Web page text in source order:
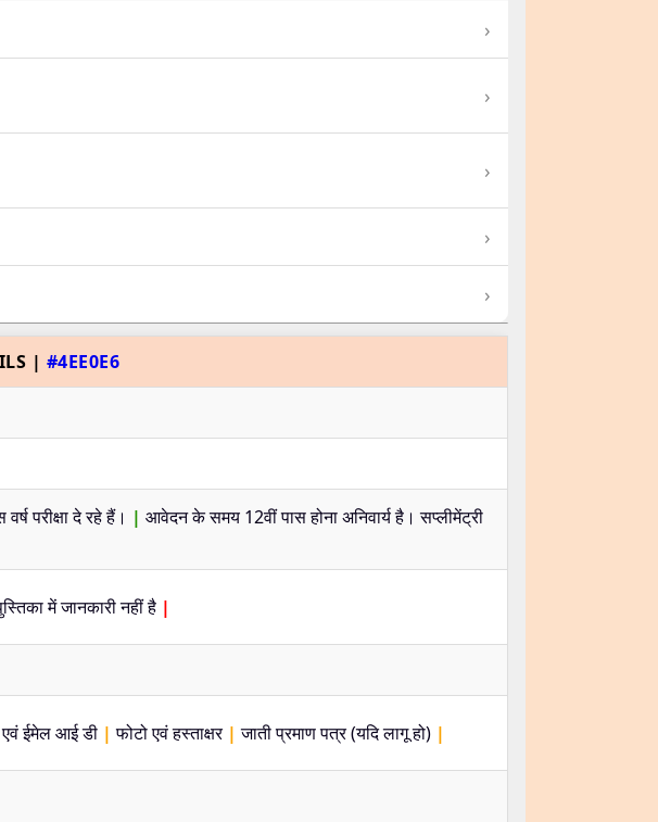
›
›
›
›
›
| #4EE0E6
परीक्षा दे रहे हैं। | आवेदन के समय 12वीं पास होना अनिवार्य है। सप्लीमेंट्री
में जानकारी नहीं है |
एवं ईमेल आई डी | फोटो एवं हस्ताक्षर | जाती प्रमाण पत्र (यदि लागू हो) |